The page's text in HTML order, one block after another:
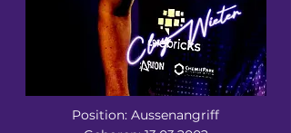
Position: Aussenangriff